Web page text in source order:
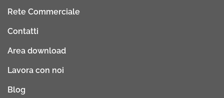
Rete Commerciale
Contatti
Area download
Lavora con noi
Blog